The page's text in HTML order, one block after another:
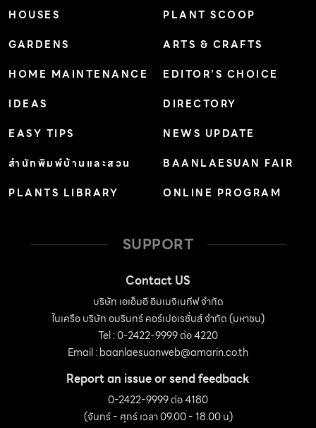
HOUSES
GARDENS
HOME MAINTENANCE
IDEAS
EASY TIPS
สำนักพิมพ์บ้านและสวน
PLANTS LIBRARY
PLANT SCOOP
ARTS & CRAFTS
EDITOR’S CHOICE
DIRECTORY
NEWS UPDATE
BAANLAESUAN FAIR
ONLINE PROGRAM
SUPPORT
Contact US
บริษัท เอเอ็มอี อิมเมจิเนทีฟ จำกัด
ในเครือ บริษัท อมรินทร์ คอร์เปอเรชั่นส์ จำกัด (มหาชน)
Tel : 0-2422-9999 ต่อ 4220
Email :baanlaesuanweb@amarin.co.th
Report an issue or send feedback
0-2422-9999 ต่อ 4180
(จันทร์ - ศุกร์ เวลา 09.00 - 18.00 น)